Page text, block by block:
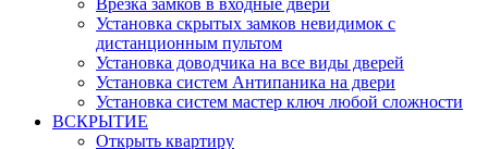
Врезка замков в входные двери
Установка скрытых замков невидимок с
дистанционным пультом
Установка доводчика на все виды дверей
Установка систем Антипаника на двери
Установка систем мастер ключ любой сложности
ВСКРЫТИЕ
Открыть квартиру